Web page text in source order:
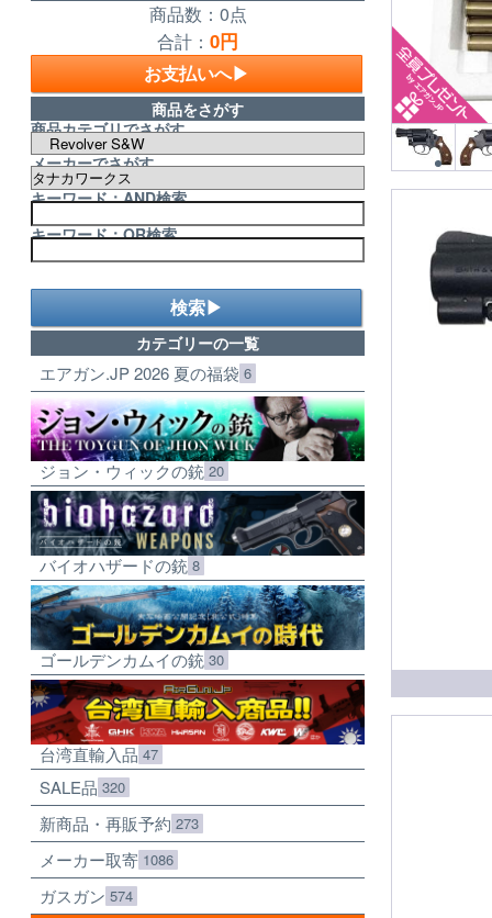
商品数：0点
合計： 0円
お支払いへ▶
商品をさがす
商品カテゴリでさがす
メーカーでさがす
キーワード：AND検索
キーワード：OR検索
検索▶
カテゴリーの一覧
エアガン.JP 2026 夏の福袋 6
ジョン・ウィックの銃 20
バイオハザードの銃 8
ゴールデンカムイの銃 30
台湾直輸入品 47
SALE品 320
新商品・再販予約 273
メーカー取寄 1086
ガスガン 574